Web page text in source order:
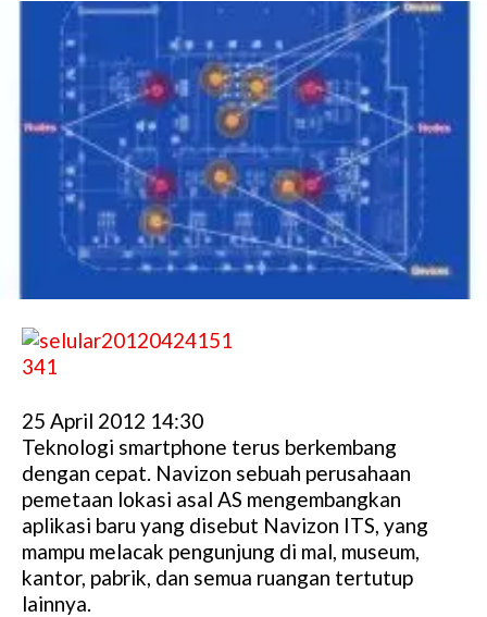
25 April 2012 14:30
Teknologi smartphone terus berkembang
dengan cepat. Navizon sebuah perusahaan
pemetaan lokasi asal AS mengembangkan
aplikasi baru yang disebut Navizon ITS, yang
mampu melacak pengunjung di mal, museum,
kantor, pabrik, dan semua ruangan tertutup
lainnya.